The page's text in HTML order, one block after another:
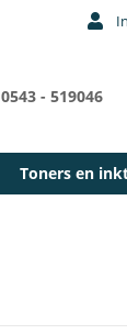
0543 - 519046
Toners en